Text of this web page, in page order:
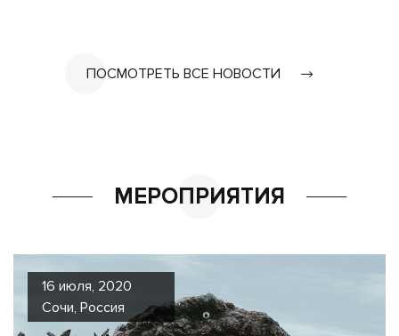
ПОСМОТРЕТЬ ВСЕ НОВОСТИ
МЕРОПРИЯТИЯ
16 июля, 2020
Сочи, Россия